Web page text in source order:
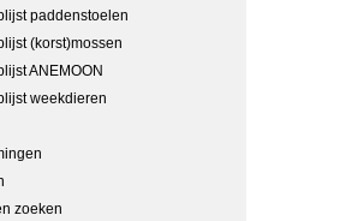
paddenstoelen
(korst)mossen
ANEMOON
weekdieren
zoeken